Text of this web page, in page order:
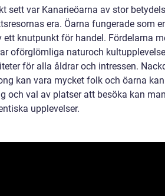
sett var Kanarieöarna av stor
era. Öarna fungerade som
ett knutpunkt för handel. Fördelarna
oförglömliga naturoch
för alla åldrar och intressen.
kan vara mycket folk och öarna
och val av platser att besöka kan
upplevelser.